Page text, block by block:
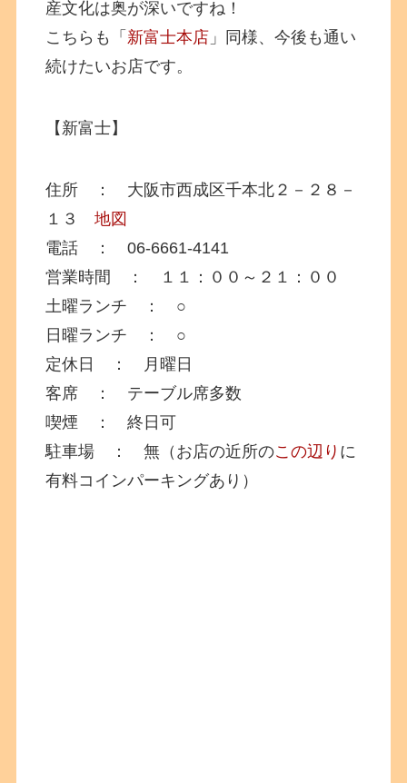
産文化は奥が深いですね！
こちらも「 新富士本店 」同様、今後も通い
続けたいお店です。
【新富士】
住所 ： 大阪市西成区千本北２－２８－
１３地図
電話 ： 06-6661-4141
営業時間 ： １１：００～２１：００
土曜ランチ ： ○
日曜ランチ ： ○
定休日 ： 月曜日
客席 ： テーブル席多数
喫煙 ： 終日可
駐車場 ： 無（お店の近所のこの辺り に
有料コインパーキングあり）